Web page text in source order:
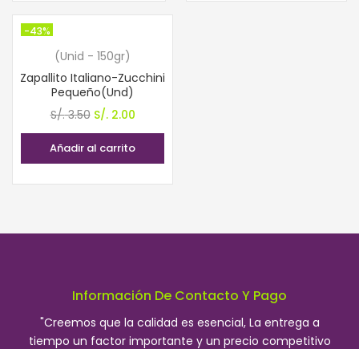
-43%
(Unid - 150gr)
Zapallito Italiano-Zucchini
Pequeño(Und)
S/.3.50 El
precio
original
S/.2.00El
precio
actual
Añadir al carrito
Información De Contacto Y Pago
"Creemos que la calidad es esencial, La entrega a
tiempo un factor importante y un precio competitivo